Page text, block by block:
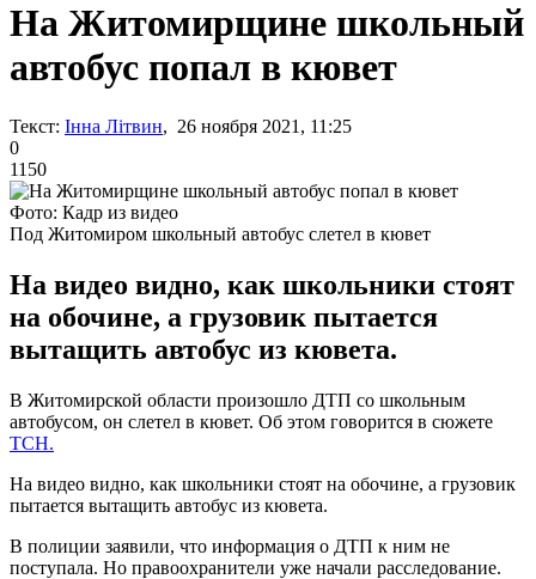
На Житомирщине школьный
автобус попал в кювет
Текст: Інна Літвин, 26 ноября 2021, 11:25
0
1150
Фото: Кадр из видео
Под Житомиром школьный автобус слетел в кювет
На видео видно, как школьники стоят
на обочине, а грузовик пытается
вытащить автобус из кювета.
В Житомирской области произошло ДТП со школьным
автобусом, он слетел в кювет. Об этом говорится в сюжете
ТСН.
На видео видно, как школьники стоят на обочине, а грузовик
пытается вытащить автобус из кювета.
В полиции заявили, что информация о ДТП к ним не
поступала. Но правоохранители уже начали расследование.